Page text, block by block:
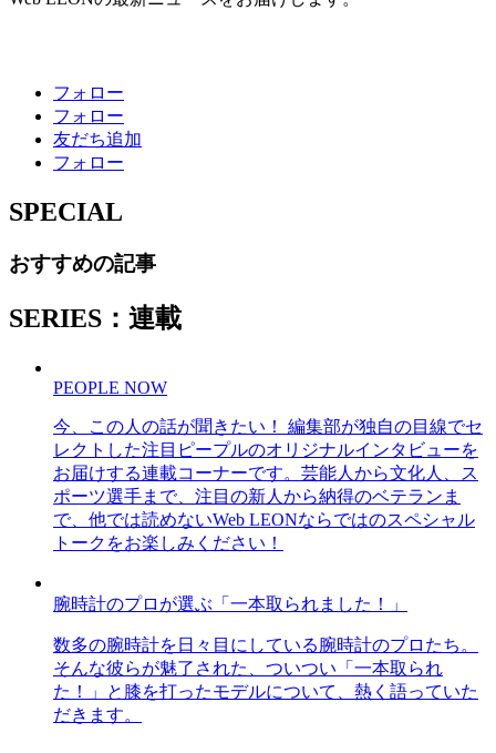
フォロー
フォロー
友だち追加
フォロー
SPECIAL
おすすめの記事
SERIES：連載
PEOPLE NOW
今、この人の話が聞きたい！ 編集部が独自の目線でセ
レクトした注目ピープルのオリジナルインタビューを
お届けする連載コーナーです。芸能人から文化人、ス
ポーツ選手まで、注目の新人から納得のベテランま
で、他では読めないWeb LEONならではのスペシャル
トークをお楽しみください！
腕時計のプロが選ぶ「一本取られました！」
数多の腕時計を日々目にしている腕時計のプロたち。
そんな彼らが魅了された、ついつい「一本取られ
た！」と膝を打ったモデルについて、熱く語っていた
だきます。